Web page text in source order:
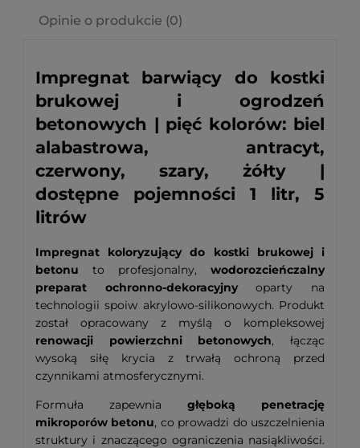
Opinie o produkcie (0)
Impregnat barwiący do kostki
brukowej i ogrodzeń
betonowych | pięć kolorów: biel
alabastrowa, antracyt,
czerwony, szary, żółty |
dostępne pojemności 1 litr, 5
litrów
Impregnat koloryzujący do kostki brukowej i
betonu to profesjonalny, wodorozcieńczalny
preparat ochronno-dekoracyjnyoparty na
technologii spoiw akrylowo-silikonowych. Produkt
został opracowany z myślą o kompleksowej
renowacji powierzchni betonowych, łącząc
wysoką siłę krycia z trwałą ochroną przed
czynnikami atmosferycznymi.
Formuła zapewnia głęboką penetrację
mikroporów betonu, co prowadzi do uszczelnienia
struktury i znaczącego ograniczenia nasiąkliwości.